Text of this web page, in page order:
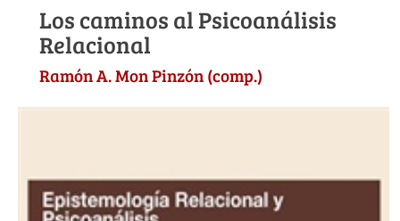
Los caminos al Psicoanálisis
Relacional
Ramón A. Mon Pinzón (comp.)